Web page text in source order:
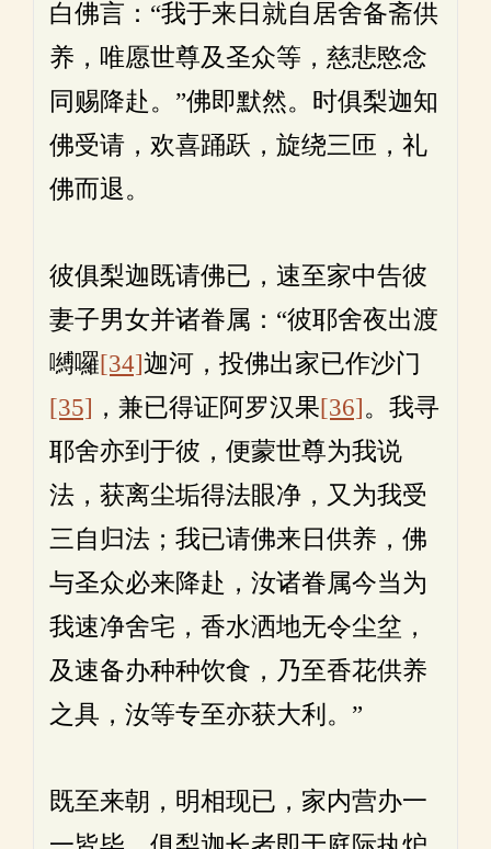
白佛言：“我于来日就自居舍备斋供
养，唯愿世尊及圣众等，慈悲愍念
同赐降赴。”佛即默然。时俱梨迦知
佛受请，欢喜踊跃，旋绕三匝，礼
佛而退。
彼俱梨迦既请佛已，速至家中告彼
妻子男女并诸眷属：“彼耶舍夜出渡
嚩囉[34]迦河，投佛出家已作沙门
[35] ，兼已得证阿罗汉果[36]。我寻
耶舍亦到于彼，便蒙世尊为我说
法，获离尘垢得法眼净，又为我受
三自归法；我已请佛来日供养，佛
与圣众必来降赴，汝诸眷属今当为
我速净舍宅，香水洒地无令尘坌，
及速备办种种饮食，乃至香花供养
之具，汝等专至亦获大利。”
既至来朝，明相现已，家内营办一